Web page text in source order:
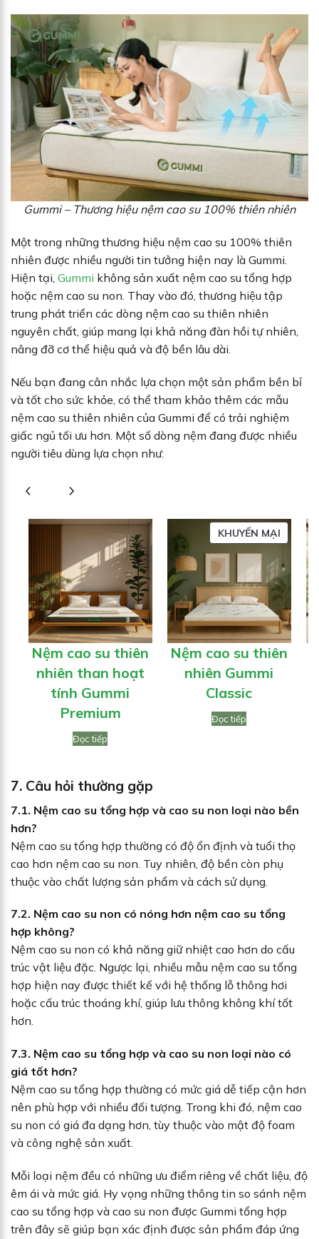
Gummi – Thương hiệu nệm cao su 100% thiên nhiên
Một trong những thương hiệu nệm cao su 100% thiên
nhiên được nhiều người tin tưởng hiện nay là Gummi.
Hiện tại, Gummi không sản xuất nệm cao su tổng hợp
hoặc nệm cao su non. Thay vào đó, thương hiệu tập
trung phát triển các dòng nệm cao su thiên nhiên
nguyên chất, giúp mang lại khả năng đàn hồi tự nhiên,
nâng đỡ cơ thể hiệu quả và độ bền lâu dài.
Nếu bạn đang cân nhắc lựa chọn một sản phẩm bền bỉ
và tốt cho sức khỏe, có thể tham khảo thêm các mẫu
nệm cao su thiên nhiên của Gummi để có trải nghiệm
giấc ngủ tối ưu hơn. Một số dòng nệm đang được nhiều
người tiêu dùng lựa chọn như:
Nệm cao su thiên
nhiên than hoạt
tính Gummi
Premium
Đọc tiếp
KHUYẾN MẠISẢN
PHẨM
ĐANG
GIẢM
GIÁ
Nệm cao su thiên
nhiên Gummi
Classic
Đọc tiếp
7. Câu hỏi thường gặp
7.1. Nệm cao su tổng hợp và cao su non loại nào bền
hơn?
Nệm cao su tổng hợp thường có độ ổn định và tuổi thọ
cao hơn nệm cao su non. Tuy nhiên, độ bền còn phụ
thuộc vào chất lượng sản phẩm và cách sử dụng.
7.2. Nệm cao su non có nóng hơn nệm cao su tổng
hợp không?
Nệm cao su non có khả năng giữ nhiệt cao hơn do cấu
trúc vật liệu đặc. Ngược lại, nhiều mẫu nệm cao su tổng
hợp hiện nay được thiết kế với hệ thống lỗ thông hơi
hoặc cấu trúc thoáng khí, giúp lưu thông không khí tốt
hơn.
7.3. Nệm cao su tổng hợp và cao su non loại nào có
giá tốt hơn?
Nệm cao su tổng hợp thường có mức giá dễ tiếp cận hơn
nên phù hợp với nhiều đối tượng. Trong khi đó, nệm cao
su non có giá đa dạng hơn, tùy thuộc vào mật độ foam
và công nghệ sản xuất.
Mỗi loại nệm đều có những ưu điểm riêng về chất liệu, độ
êm ái và mức giá. Hy vọng những thông tin so sánh nệm
cao su tổng hợp và cao su non được Gummi tổng hợp
trên đây sẽ giúp bạn xác định được sản phẩm đáp ứng